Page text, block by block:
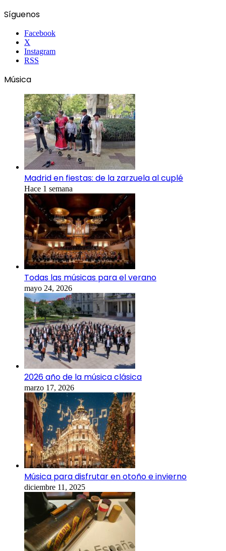
Síguenos
Facebook
X
Instagram
RSS
Música
Madrid en fiestas: de la zarzuela al cuplé
Hace 1 semana
Todas las músicas para el verano
mayo 24, 2026
2026 año de la música clásica
marzo 17, 2026
Música para disfrutar en otoño e invierno
diciembre 11, 2025